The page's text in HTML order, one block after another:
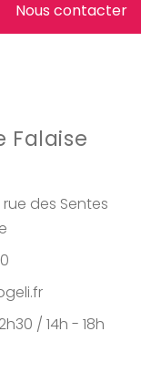
Nous contacter
Falaise
rue des Sentes
/ 14h - 18h